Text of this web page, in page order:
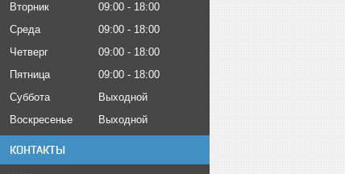
Вторник
09:00
18:00
Среда
09:00
18:00
Четверг
09:00
18:00
Пятница
09:00
18:00
Суббота
Выходной
Воскресенье
Выходной
КОНТАКТЫ